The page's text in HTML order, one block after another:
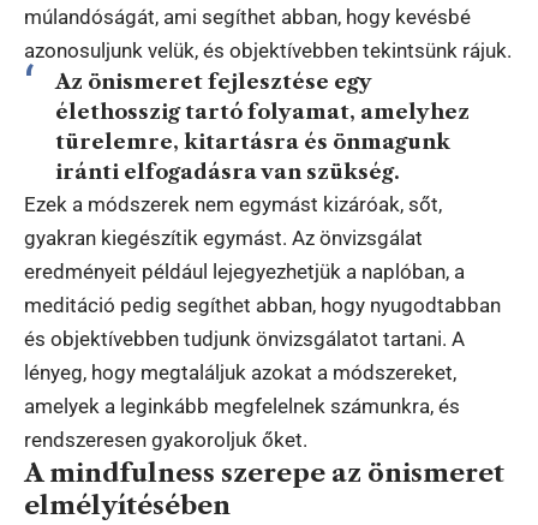
múlandóságát, ami segíthet abban, hogy kevésbé
azonosuljunk velük, és objektívebben tekintsünk rájuk.
Az önismeret fejlesztése egy
élethosszig tartó folyamat, amelyhez
türelemre, kitartásra és önmagunk
iránti elfogadásra van szükség.
Ezek a módszerek nem egymást kizáróak, sőt,
gyakran kiegészítik egymást. Az önvizsgálat
eredményeit például lejegyezhetjük a naplóban, a
meditáció pedig segíthet abban, hogy nyugodtabban
és objektívebben tudjunk önvizsgálatot tartani. A
lényeg, hogy megtaláljuk azokat a módszereket,
amelyek a leginkább megfelelnek számunkra, és
rendszeresen gyakoroljuk őket.
A mindfulness szerepe az önismeret
elmélyítésében